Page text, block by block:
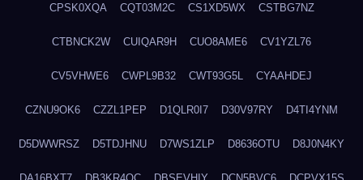
CPSK0XQA CQT03M2C CS1XD5WX CSTBG7NZ
CTBNCK2W CUIQAR9H CUO8AME6 CV1YZL76
CV5VHWE6 CWPL9B32 CWT93G5L CYAAHDEJ
CZNU9OK6 CZZL1PEP D1QLR0I7 D30V97RY D4TI4YNM
D5DWWRSZ D5TDJHNU D7WS1ZLP D8636OTU D8J0N4KY